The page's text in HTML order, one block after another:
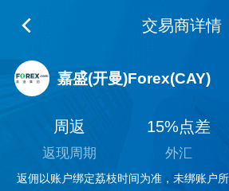
交易商详情
嘉盛(开曼)Forex(CAY)
周返
返现周期
15%点差
外汇
返佣以账户绑定荔枝时间为准，未绑账户